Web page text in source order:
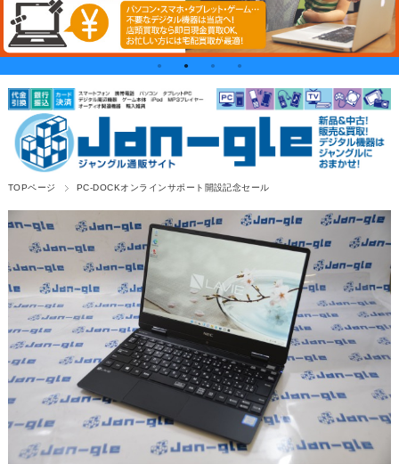
TOPページ PC-DOCKオンラインサポート開設記念セール